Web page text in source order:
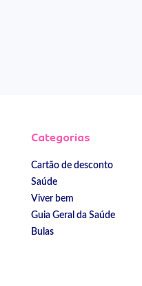
Categorias
Cartão de desconto
Saúde
Viver bem
Guia Geral da Saúde
Bulas